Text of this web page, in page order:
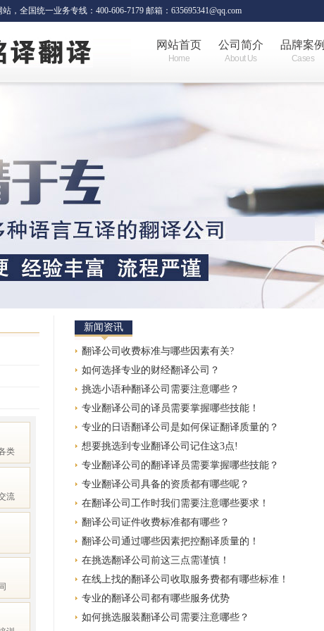
，全国统一业务专线：400-606-7179 邮箱：635695341@qq.com
品牌案例
Cases
公司简介
About Us
网站首页
Home
类
流
新闻资讯
翻译公司收费标准与哪些因素有关?
如何选择专业的财经翻译公司？
挑选小语种翻译公司需要注意哪些？
专业翻译公司的译员需要掌握哪些技能！
专业的日语翻译公司是如何保证翻译质量的？
想要挑选到专业翻译公司记住这3点!
专业翻译公司的翻译译员需要掌握哪些技能？
专业翻译公司具备的资质都有哪些呢？
在翻译公司工作时我们需要注意哪些要求！
翻译公司证件收费标准都有哪些？
翻译公司通过哪些因素把控翻译质量的！
在挑选翻译公司前这三点需谨慎！
在线上找的翻译公司收取服务费都有哪些标准！
专业的翻译公司都有哪些服务优势
如何挑选服装翻译公司需要注意哪些？